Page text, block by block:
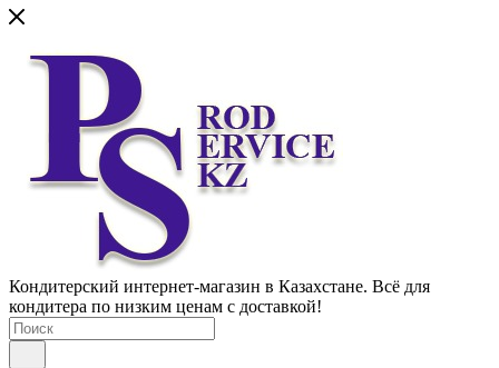
Кондитерский интернет-магазин в Казахстане. Всё для
кондитера по низким ценам с доставкой!